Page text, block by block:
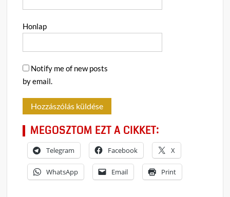
Honlap
Notify me of new posts
by email.
MEGOSZTOM EZT A CIKKET:
Telegram Facebook X
WhatsApp Email Print